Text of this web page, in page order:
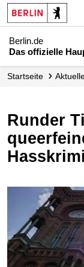
Berlin.de
Das offizielle
Startseite
Runder Tisch zu